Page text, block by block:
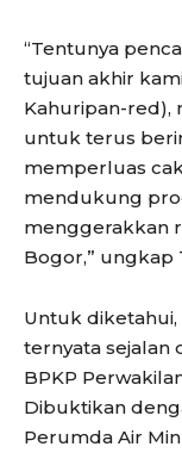
“Tentunya
tujuan akhir
Kahuripan-red),
untuk terus
memperluas
mendukung
menggerakkan
Bogor,” ungkap
Untuk
ternyata sejalan
BPKP
Dibuktikan
Perumda Air